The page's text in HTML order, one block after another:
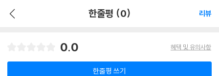
한줄평 (0) 리뷰
0.0 혜택 및 유의사항
한줄평 쓰기